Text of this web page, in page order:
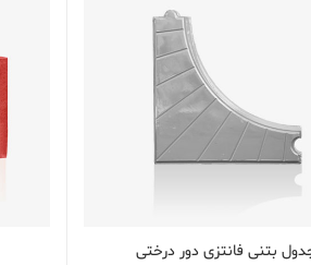
بتنی فانتزی دور درختی